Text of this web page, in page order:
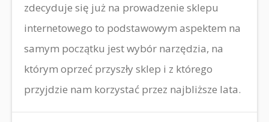
zdecyduje się już na prowadzenie sklepu
internetowego to podstawowym aspektem na
samym początku jest wybór narzędzia, na
którym oprzeć przyszły sklep i z którego
przyjdzie nam korzystać przez najbliższe lata.